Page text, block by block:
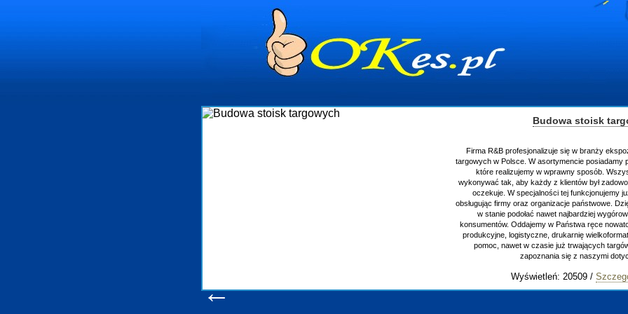
Budowa stoisk targowych
Firma R&B profesjonalizuje się w branży ekspozycyjnej oraz budowie stoisk
targowych w Polsce. W asortymencie posiadamy przyrządzenie stoisk targowych
wykonywać tak, aby każdy z klientów był zadowolony, oraz otrzymywał to na co
obsługując firmy oraz organizacje państwowe. Dzięki ogromnej wprawie, jesteśmy
konsumentów. Oddajemy w Państwa ręce nowatorskich projektantów, zaplecze
produkcyjne, logistyczne, drukarnię wielkoformatową oraz wszelką niezbędną
←